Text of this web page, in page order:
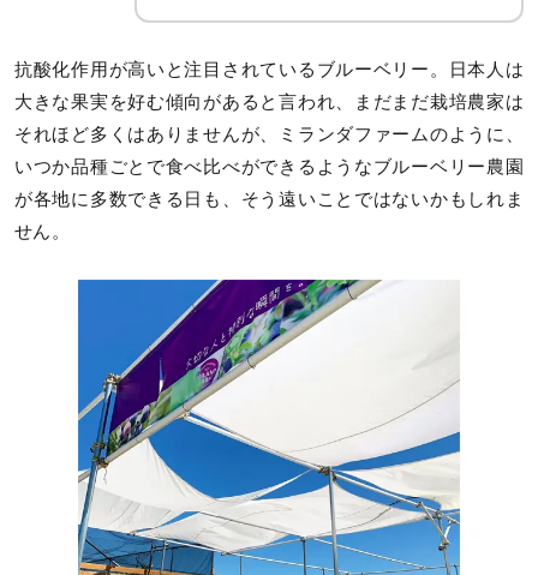
抗酸化作用が高いと注目されているブルーベリー。日本人は
大きな果実を好む傾向があると言われ、まだまだ栽培農家は
それほど多くはありませんが、ミランダファームのように、
いつか品種ごとで食べ比べができるようなブルーベリー農園
が各地に多数できる日も、そう遠いことではないかもしれま
せん。